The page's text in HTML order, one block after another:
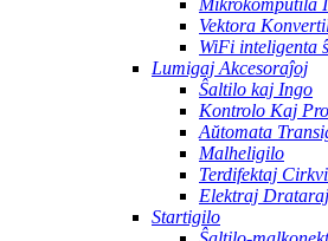
Mikrokomputila
Vektora
WiFi inteligenta
Lumigaj Akcesoraĵoj
Ŝaltilo kaj Ingo
Kontrolo Kaj
Aŭtomata
Malheligilo
Terdifektaj
Elektraj
Startigilo